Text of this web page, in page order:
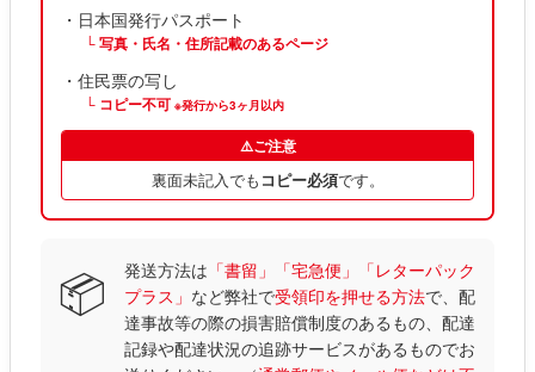
・日本国発行パスポート
└ 写真・氏名・住所記載のあるページ
・住民票の写し
└ コピー不可 ※発行から3ヶ月以内
⚠️ご注意
裏面未記入でも コピー必須です。
📦 発送方法は 「書留」「宅急便」「レターパック
プラス」 など弊社で受領印を押せる方法で、配
達事故等の際の損害賠償制度のあるもの、配達
記録や配達状況の追跡サービスがあるものでお